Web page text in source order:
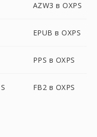
AZW3 в OXPS
EPUB в OXPS
PPS в OXPS
FB2 в OXPS